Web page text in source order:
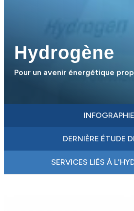
Hydrogène
Pour un avenir énergétique
INFOGRAPHIE
DERNIÈRE ÉTUDE
SERVICES LIÉS À